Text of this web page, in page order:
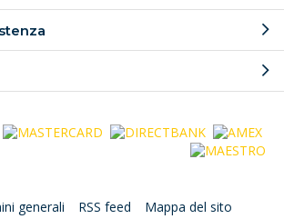
generali RSS feed Mappa del sito